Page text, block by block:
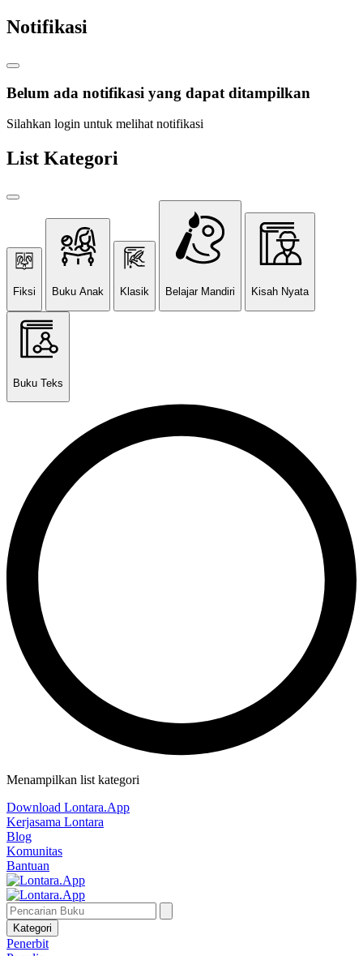
Notifikasi
Belum ada notifikasi yang dapat ditampilkan
Silahkan login untuk melihat notifikasi
List Kategori
Fiksi Buku Anak Klasik Belajar Mandiri Kisah Nyata
Buku Teks
Menampilkan list kategori
Download Lontara.App
Kerjasama Lontara
Blog
Komunitas
Bantuan
Kategori
Penerbit